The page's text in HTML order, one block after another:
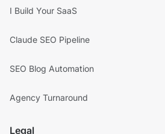
I Build Your SaaS
Claude SEO Pipeline
SEO Blog Automation
Agency Turnaround
Legal